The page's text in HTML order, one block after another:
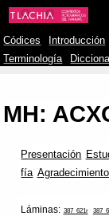
Códices Introducción
Terminología
MH:
Presentación
fía
Láminas: 387_621r